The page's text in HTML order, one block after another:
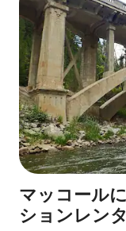
マッコール
ションレン